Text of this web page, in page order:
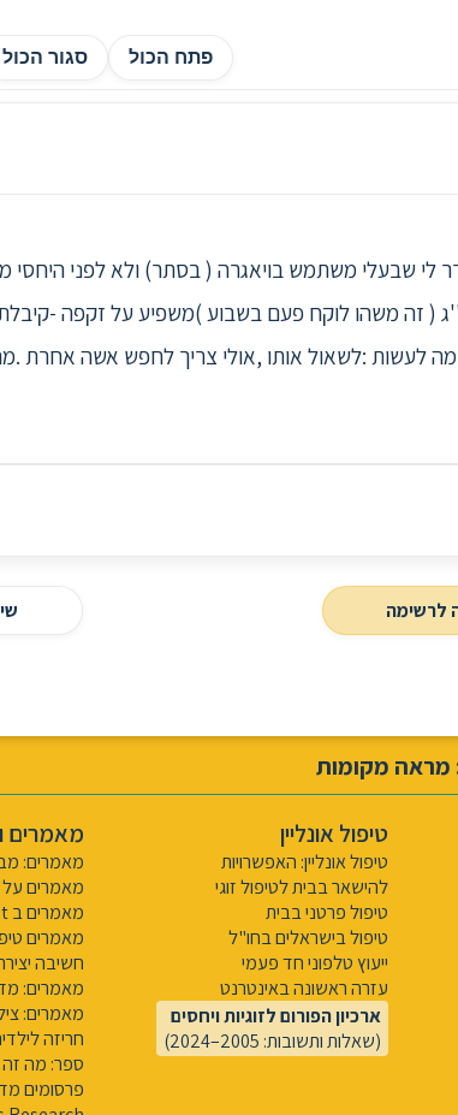
פתח הכול סגור הכול
התברר לי שבעלי משתמש בויאגרה ( בסתר) ולא לפני היחסי
ולא מבינה מדוע .שאלתי בפורום נשים האם רבע של 50 מ''ג ( זה משהו לוקח פעם בשבוע )משפיע על
לעשות :לשאול אותו ,אולי צריך לחפש אשה אחרת
לרשימה
מראה מקומות
טיפול אונליין
טיפול אונליין: האפשרויות
להישאר בבית לטיפול זוגי
טיפול פרטני בבית
טיפול בישראלים בחו"ל
ייעוץ טלפוני חד פעמי
עזרה ראשונה באינטרנט
ארכיון הפורום לזוגיות ויחסים
(שאלות ותשובות: 2005–2024)
מאמרים
מאמרים:
מאמרים על
מאמרים ב Ynet
מאמרים
חשיבה
מאמרים:
מאמרים:
חריזה
ספר: מה זה
פרסומים